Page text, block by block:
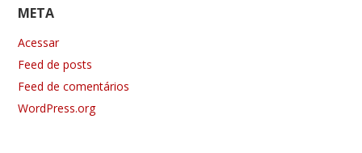
META
Acessar
Feed de posts
Feed de comentários
WordPress.org